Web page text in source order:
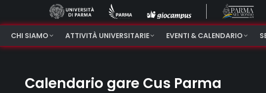
CHI SIAMO ATTIVITÀ UNIVERSITARIE EVENTI & CALENDARIO
Calendario gare Cus Parma